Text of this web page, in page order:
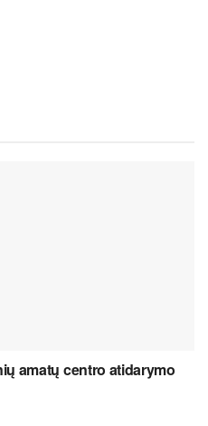
amatų centro atidarymo